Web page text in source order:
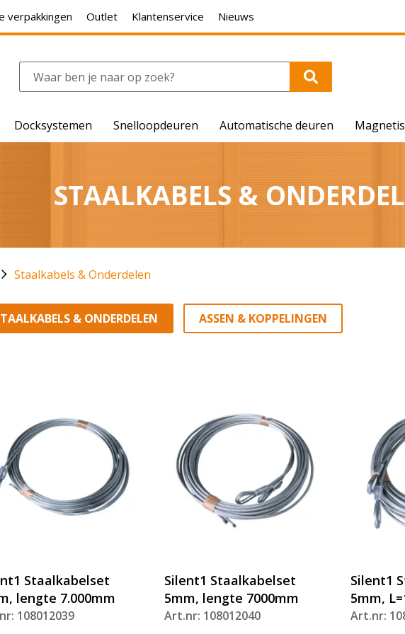
verpakkingen Outlet Klantenservice Nieuws
Docksystemen Snelloopdeuren Automatische deuren
STAALKABELS &
Staalkabels & Onderdelen
& ONDERDELEN ASSEN & KOPPELINGEN
Staalkabelset
lengte 7.000mm
108012039
Silent1 Staalkabelset
5mm, lengte 7000mm
Art.nr: 108012040
Silent1
5mm,
Art.nr: